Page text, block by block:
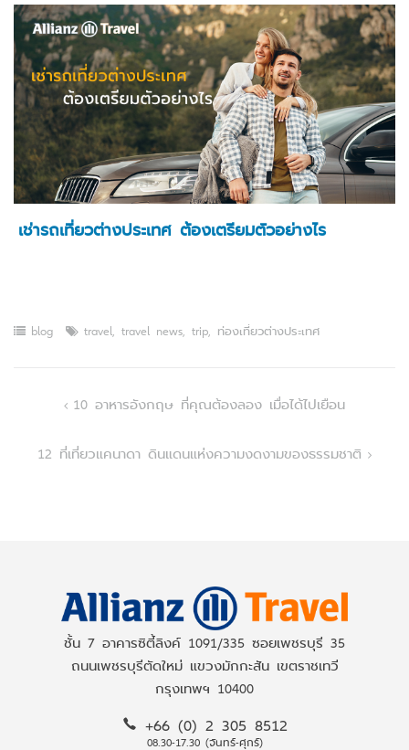
เช่ารถเที่ยวต่างประเทศ ต้องเตรียมตัวอย่างไร
blog travel travel news, trip, ท่องเที่ยวต่างประเทศ
Post
navigation
10 อาหารอังกฤษ ที่คุณต้องลอง เมื่อได้ไปเยือน
12 ที่เที่ยวแคนาดา ดินแดนแห่งความงดงามของธรรมชาติ
ชั้น 7 อาคารซิตี้ลิงค์ 1091/335 ซอยเพชรบุรี 35
ถนนเพชรบุรีตัดใหม่ แขวงมักกะสัน เขตราชเทวี
กรุงเทพฯ 10400
+66 (0) 2 305 8512
08.30-17.30 (จันทร์-ศุกร์)